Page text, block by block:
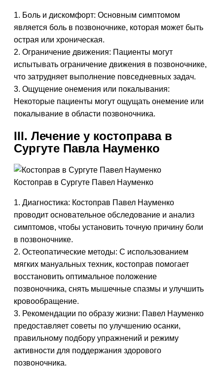
1. Боль и дискомфорт: Основным симптомом
является боль в позвоночнике, которая может быть
острая или хроническая.
2. Ограничение движения: Пациенты могут
испытывать ограничение движения в позвоночнике,
что затрудняет выполнение повседневных задач.
3. Ощущение онемения или покалывания:
Некоторые пациенты могут ощущать онемение или
покалывание в области позвоночника.
III. Лечение у костоправа в
Сургуте Павла Науменко
Костоправ в Сургуте Павел Науменко
1. Диагностика: Костоправ Павел Науменко
проводит основательное обследование и анализ
симптомов, чтобы установить точную причину боли
в позвоночнике.
2. Остеопатические методы: С использованием
мягких мануальных техник, костоправ помогает
восстановить оптимальное положение
позвоночника, снять мышечные спазмы и улучшить
кровообращение.
3. Рекомендации по образу жизни: Павел Науменко
предоставляет советы по улучшению осанки,
правильному подбору упражнений и режиму
активности для поддержания здорового
позвоночника.